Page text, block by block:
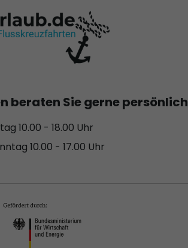
beraten Sie gerne persönlich
10.00 - 18.00 Uhr
10.00 - 17.00 Uhr